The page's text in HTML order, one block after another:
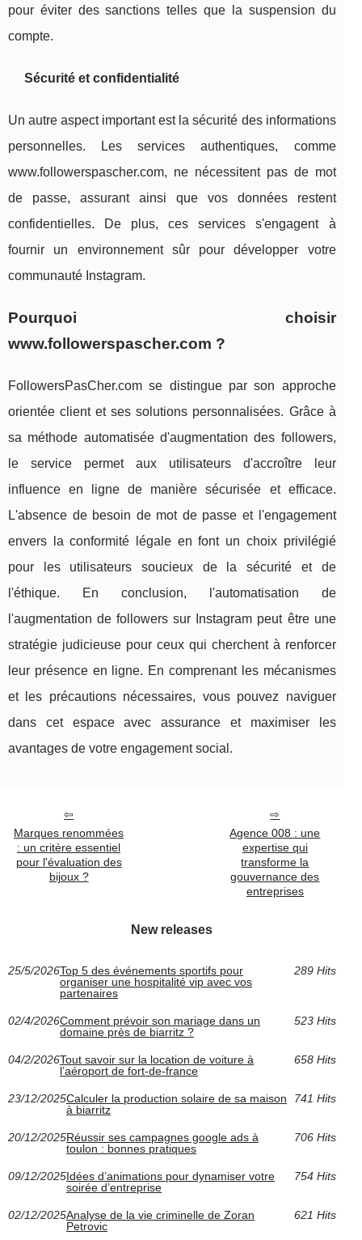
pour éviter des sanctions telles que la suspension du
compte.
Sécurité et confidentialité
Un autre aspect important est la sécurité des informations
personnelles. Les services authentiques, comme
www.followerspascher.com, ne nécessitent pas de mot
de passe, assurant ainsi que vos données restent
confidentielles. De plus, ces services s'engagent à
fournir un environnement sûr pour développer votre
communauté Instagram.
Pourquoi choisir
www.followerspascher.com ?
FollowersPasCher.com se distingue par son approche
orientée client et ses solutions personnalisées. Grâce à
sa méthode automatisée d'augmentation des followers,
le service permet aux utilisateurs d'accroître leur
influence en ligne de manière sécurisée et efficace.
L'absence de besoin de mot de passe et l'engagement
envers la conformité légale en font un choix privilégié
pour les utilisateurs soucieux de la sécurité et de
l'éthique. En conclusion, l'automatisation de
l'augmentation de followers sur Instagram peut être une
stratégie judicieuse pour ceux qui cherchent à renforcer
leur présence en ligne. En comprenant les mécanismes
et les précautions nécessaires, vous pouvez naviguer
dans cet espace avec assurance et maximiser les
avantages de votre engagement social.
Marques renommées
: un critère essentiel
pour l'évaluation des
bijoux ?
Agence 008 : une
expertise qui
transforme la
gouvernance des
entreprises
New releases
25/5/2026Top 5 des événements sportifs pour
organiser une hospitalité vip avec vos
partenaires
289 Hits
02/4/2026Comment prévoir son mariage dans un
domaine près de biarritz ?
523 Hits
04/2/2026Tout savoir sur la location de voiture à
l’aéroport de fort-de-france
658 Hits
23/12/2025Calculer la production solaire de sa maison
à biarritz
741 Hits
20/12/2025Réussir ses campagnes google ads à
toulon : bonnes pratiques
706 Hits
09/12/2025Idées d’animations pour dynamiser votre
soirée d’entreprise
754 Hits
02/12/2025Analyse de la vie criminelle de Zoran
Petrovic
621 Hits